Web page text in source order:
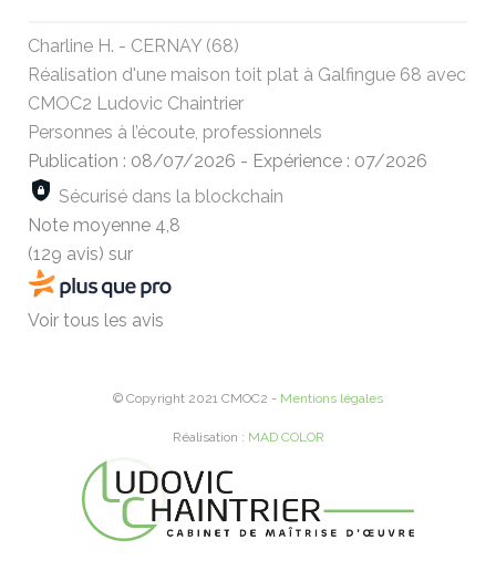
Charline H. - CERNAY (68)
Réalisation d'une maison toit plat à Galfingue 68 avec
CMOC2 Ludovic Chaintrier
Personnes à l’écoute, professionnels
Publication : 08/07/2026 - Expérience : 07/2026
Sécurisé dans la blockchain
Note moyenne 4,8
(129 avis) sur
Voir tous les avis
© Copyright 2021 CMOC2 - Mentions légales
Réalisation : MAD COLOR